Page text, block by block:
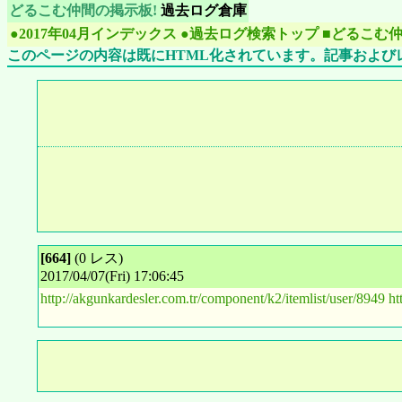
どるこむ仲間の掲示板! 過去ログ倉庫
●2017年04月インデックス ●過去ログ検索トップ ■どるこむ
このページの内容は既にHTML化されています。記事および
[664] (0 レス)
2017/04/07(Fri) 17:06:45
http://akgunkardesler.com.tr/component/k2/itemlist/user/8949